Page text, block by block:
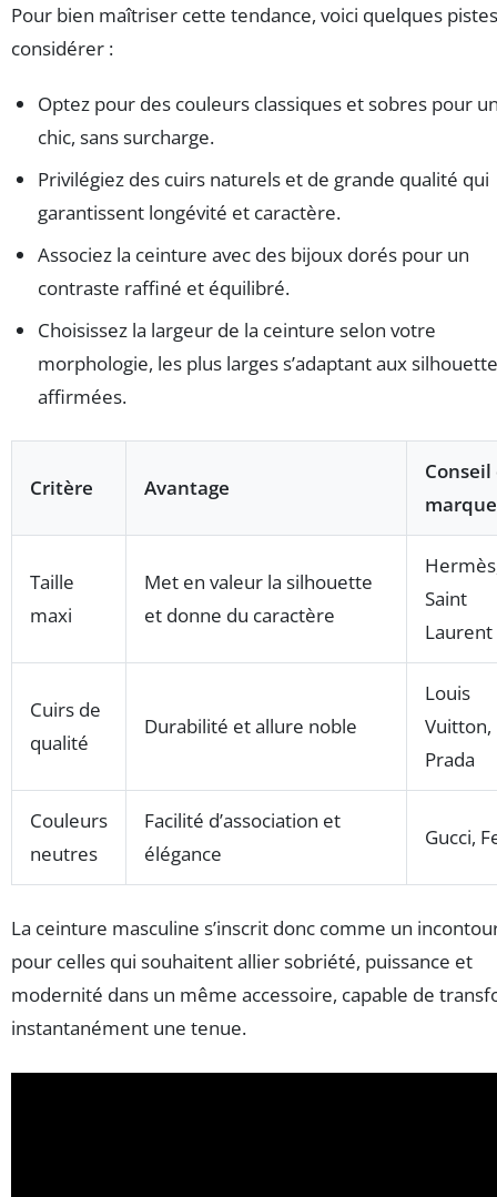
Pour bien maîtriser cette tendance, voici quelques
considérer :
Optez pour des couleurs classiques et sobres pour
chic, sans surcharge.
Privilégiez des cuirs naturels et de grande qualité qui
garantissent longévité et caractère.
Associez la ceinture avec des bijoux dorés pour un
contraste raffiné et équilibré.
Choisissez la largeur de la ceinture selon votre
morphologie, les plus larges s’adaptant aux
affirmées.
Critère Avantage
Conseil
marque
Taille
maxi
Met en valeur la silhouette
et donne du caractère
Saint
Laurent
Cuirs de
qualité
Durabilité et allure noble
Louis
Vuitton,
Prada
Couleurs
neutres
Facilité d’association et
élégance
Gucci,
La ceinture masculine s’inscrit donc comme un
pour celles qui souhaitent allier sobriété, puissance et
modernité dans un même accessoire, capable de
instantanément une tenue.